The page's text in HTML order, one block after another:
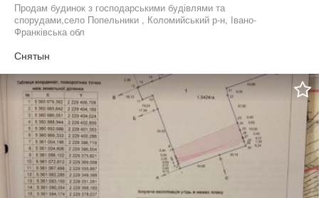
Продам будинок з господарськими будівлями та
спорудами,село Попельники , Коломийський р-н, Івано-
Франківська обл
Снятын